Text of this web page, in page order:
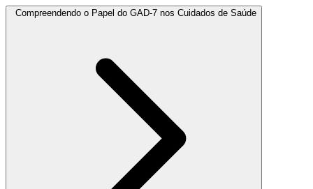
Compreendendo o Papel do GAD-7 nos Cuidados de Saúde